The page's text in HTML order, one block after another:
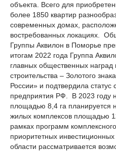
объекта. Всего для
более 1850 квартир
современных домах,
востребованных локациях.
Группы Аквилон в Поморье
итогам 2022 года Группа
главных общественных
строительства – Золотого
России» и подтвердила
предприятия РФ. В 2023 году
площадью 8,4 га планируется
жилых комплексов площадью
рамках программ
приоритетных инвестиционных
области рассматривается